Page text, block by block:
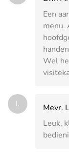
Een
menu.
Wel
I.
Mevr.
Leuk,